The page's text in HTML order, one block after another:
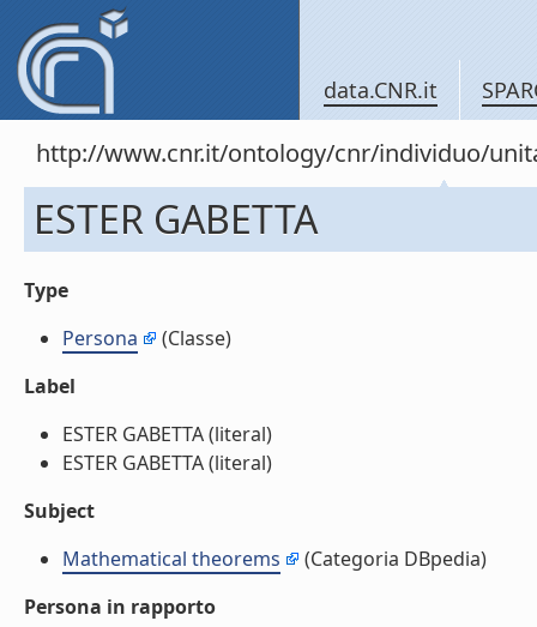
data.CNR.it
http://www.cnr.it/ontology/cnr/individuo/
ESTER GABETTA
Type
Persona
(Classe)
Label
ESTER GABETTA (literal)
ESTER GABETTA (literal)
Subject
Mathematical theorems
(Categoria DBpedia)
Persona in rapporto